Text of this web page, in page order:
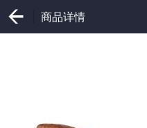
商品详情